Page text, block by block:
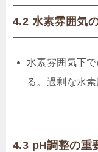
4.2 水素雰囲気
水素雰囲気下
る。過剰な水
4.3 pH調整の重